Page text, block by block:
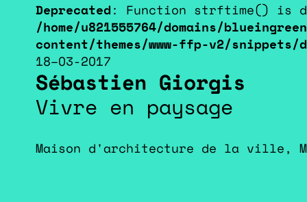
Palmarès du paysage
Deprecated: Function strftime() is
/home/u821555764/domains/
content/themes/www-ffp-v2/snippets/
18–03-2017
Sébastien Giorgis
Vivre en paysage
Maison d'architecture de la ville,